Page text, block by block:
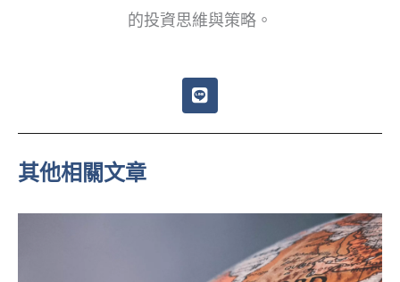
的投資思維與策略。
L
i
e
其他相關文章